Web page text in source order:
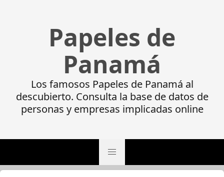
Papeles de
Panamá
Los famosos Papeles de Panamá al
descubierto. Consulta la base de datos de
personas y empresas implicadas online